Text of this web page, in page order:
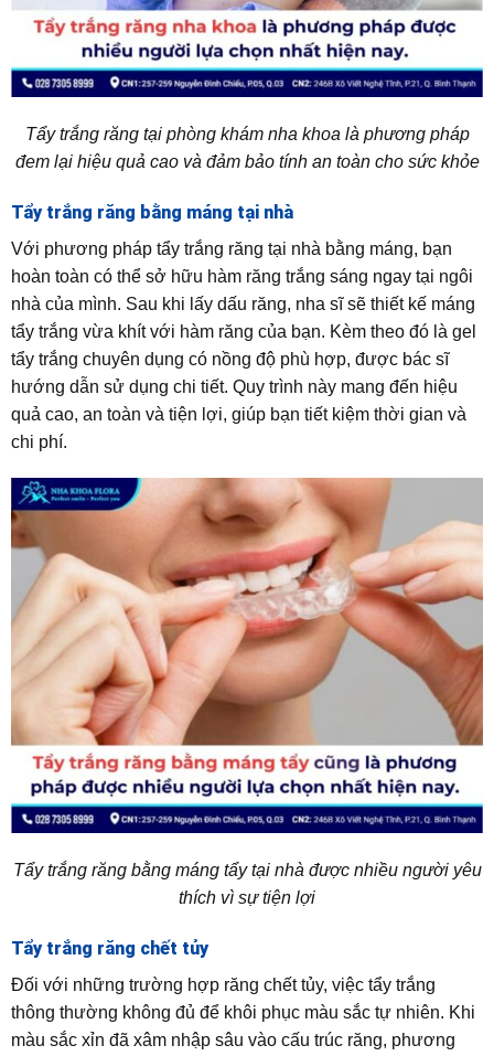
Tẩy trắng răng tại phòng khám nha khoa là phương pháp
đem lại hiệu quả cao và đảm bảo tính an toàn cho sức khỏe
Tẩy trắng răng bằng máng tại nhà
Với phương pháp tẩy trắng răng tại nhà bằng máng, bạn
hoàn toàn có thể sở hữu hàm răng trắng sáng ngay tại ngôi
nhà của mình. Sau khi lấy dấu răng, nha sĩ sẽ thiết kế máng
tẩy trắng vừa khít với hàm răng của bạn. Kèm theo đó là gel
tẩy trắng chuyên dụng có nồng độ phù hợp, được bác sĩ
hướng dẫn sử dụng chi tiết. Quy trình này mang đến hiệu
quả cao, an toàn và tiện lợi, giúp bạn tiết kiệm thời gian và
chi phí.
Tẩy trắng răng bằng máng tẩy tại nhà được nhiều người yêu
thích vì sự tiện lợi
Tẩy trắng răng chết tủy
Đối với những trường hợp răng chết tủy, việc tẩy trắng
thông thường không đủ để khôi phục màu sắc tự nhiên. Khi
màu sắc xỉn đã xâm nhập sâu vào cấu trúc răng, phương